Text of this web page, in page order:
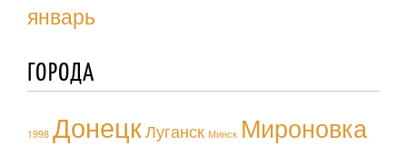
январь
ГОРОДА
1998 ДонецкЛуганск Минск Мироновка